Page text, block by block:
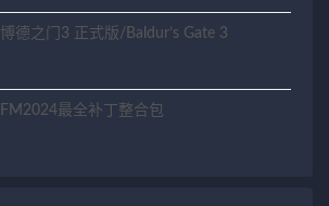
博德之门3 正式版/Baldur’s Gate 3
FM2024最全补丁整合包